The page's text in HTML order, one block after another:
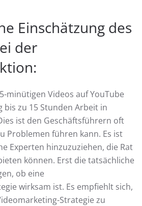
Einschätzung des
der
minütigen Videos auf YouTube
bis zu 15 Stunden Arbeit in
ist den Geschäftsführern oft
Problemen führen kann. Es ist
Experten hinzuzuziehen, die Rat
können. Erst die tatsächliche
ob eine
wirksam ist. Es empfiehlt sich,
Strategie zu